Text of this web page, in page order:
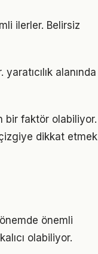
ilerler. Belirsiz
alanında
bir faktör olabiliyor.
dikkat etmek
önemli
olabiliyor.